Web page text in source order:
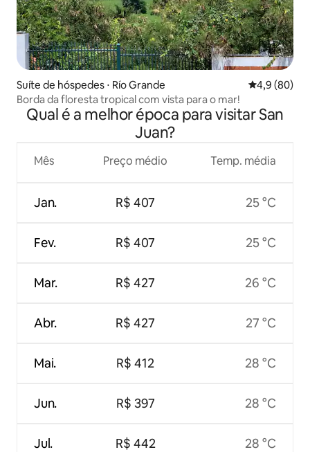
Suíte de hóspedes ⋅ Río Grande 4,9 de uma
4,9 (80)
Borda da floresta tropical com vista para o mar!
Qual é a melhor época para visitar San
Juan?
Mês
Jan.
Fev.
Mar.
Abr.
Mai.
Jun.
Jul.
Preço médio
R$ 407
R$ 407
R$ 427
R$ 427
R$ 412
R$ 397
R$ 442
Temp. média
25 °C
25 °C
26 °C
27 °C
28 °C
28 °C
28 °C